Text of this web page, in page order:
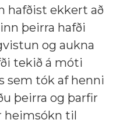
hafðist ekkert að
þeirra hafði
og aukna
tekið á móti
sem tók af henni
þeirra og þarfir
heimsókn til